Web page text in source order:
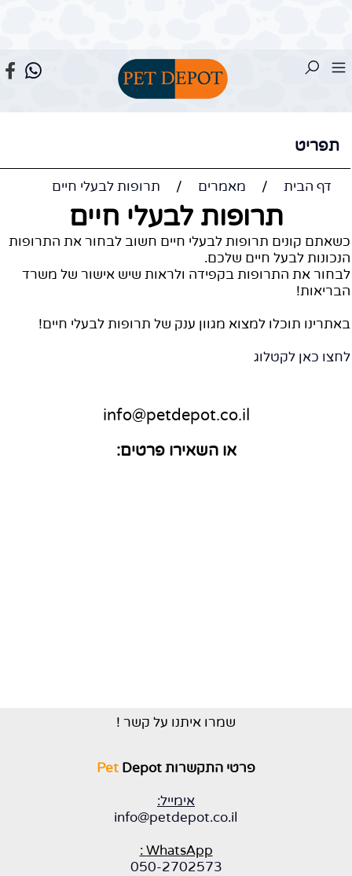
תפריט
דף הבית / מאמרים / תרופות לבעלי חיים
תרופות לבעלי חיים
קונים תרופות לבעלי חיים חשוב לבחור את התרופות
לבעל חיים שלכם.
את התרופות בקפידה ולראות שיש אישור של משרד
תוכלו למצוא מגוון ענק של תרופות לבעלי חיים!
כאן לקטלוג
info@petdepot.co.il
או השאירו פרטים:
שמרו איתנו על קשר !
פרטי התקשרות Pet Depot
אימייל:
info@petdepot.co.il
WhatsApp :
050-2702573